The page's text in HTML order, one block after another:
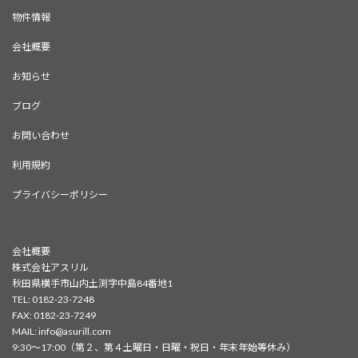
物件情報
会社概要
お知らせ
ブログ
お問い合わせ
利用規約
プライバシーポリシー
会社概要
株式会社アスリル
秋田県横手市山内土渕字中島84番地1
TEL: 0182-23-7248
FAX: 0182-23-7249
MAIL: info@asurill.com
9:30〜17:00（第２、第４土曜日・日曜・祝日・年末年始等休み）